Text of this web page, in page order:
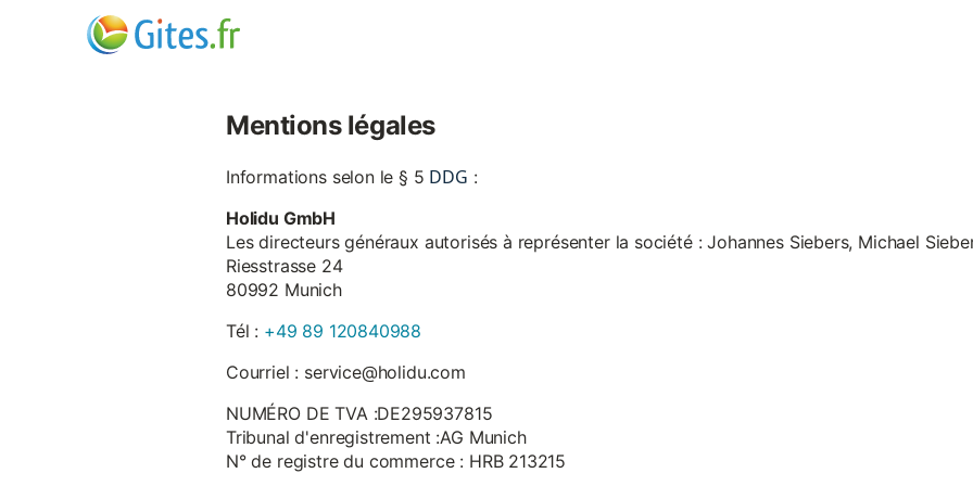
Mentions légales
Informations selon le § 5 DDG :
Holidu GmbH
Les directeurs généraux autorisés à représenter la société : Johannes Siebers, Michael
Riesstrasse 24
80992 Munich
Tél : +49 89 120840988
Courriel : service@holidu.com
NUMÉRO DE TVA :DE295937815
Tribunal d'enregistrement :AG Munich
N° de registre du commerce : HRB 213215